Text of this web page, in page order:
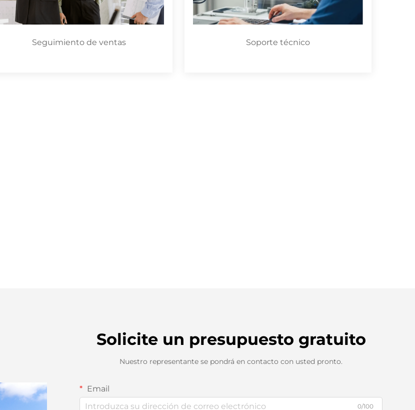
Seguimiento de ventas Soporte técnico
Solicite un presupuesto gratuito
Nuestro representante se pondrá en contacto con usted pronto.
Email
0/100